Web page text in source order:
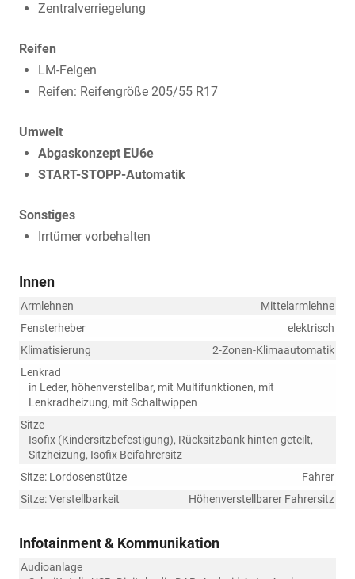
Zentralverriegelung
Reifen
LM-Felgen
Reifen: Reifengröße 205/55 R17
Umwelt
Abgaskonzept EU6e
START-STOPP-Automatik
Sonstiges
Irrtümer vorbehalten
Innen
Armlehnen
Mittelarmlehne
Fensterheber
elektrisch
Klimatisierung
2-Zonen-Klimaautomatik
Lenkrad
in Leder, höhenverstellbar, mit Multifunktionen, mit
Lenkradheizung, mit Schaltwippen
Sitze
Isofix (Kindersitzbefestigung), Rücksitzbank hinten geteilt,
Sitzheizung, Isofix Beifahrersitz
Sitze: Lordosenstütze
Fahrer
Sitze: Verstellbarkeit
Höhenverstellbarer Fahrersitz
Infotainment & Kommunikation
Audioanlage